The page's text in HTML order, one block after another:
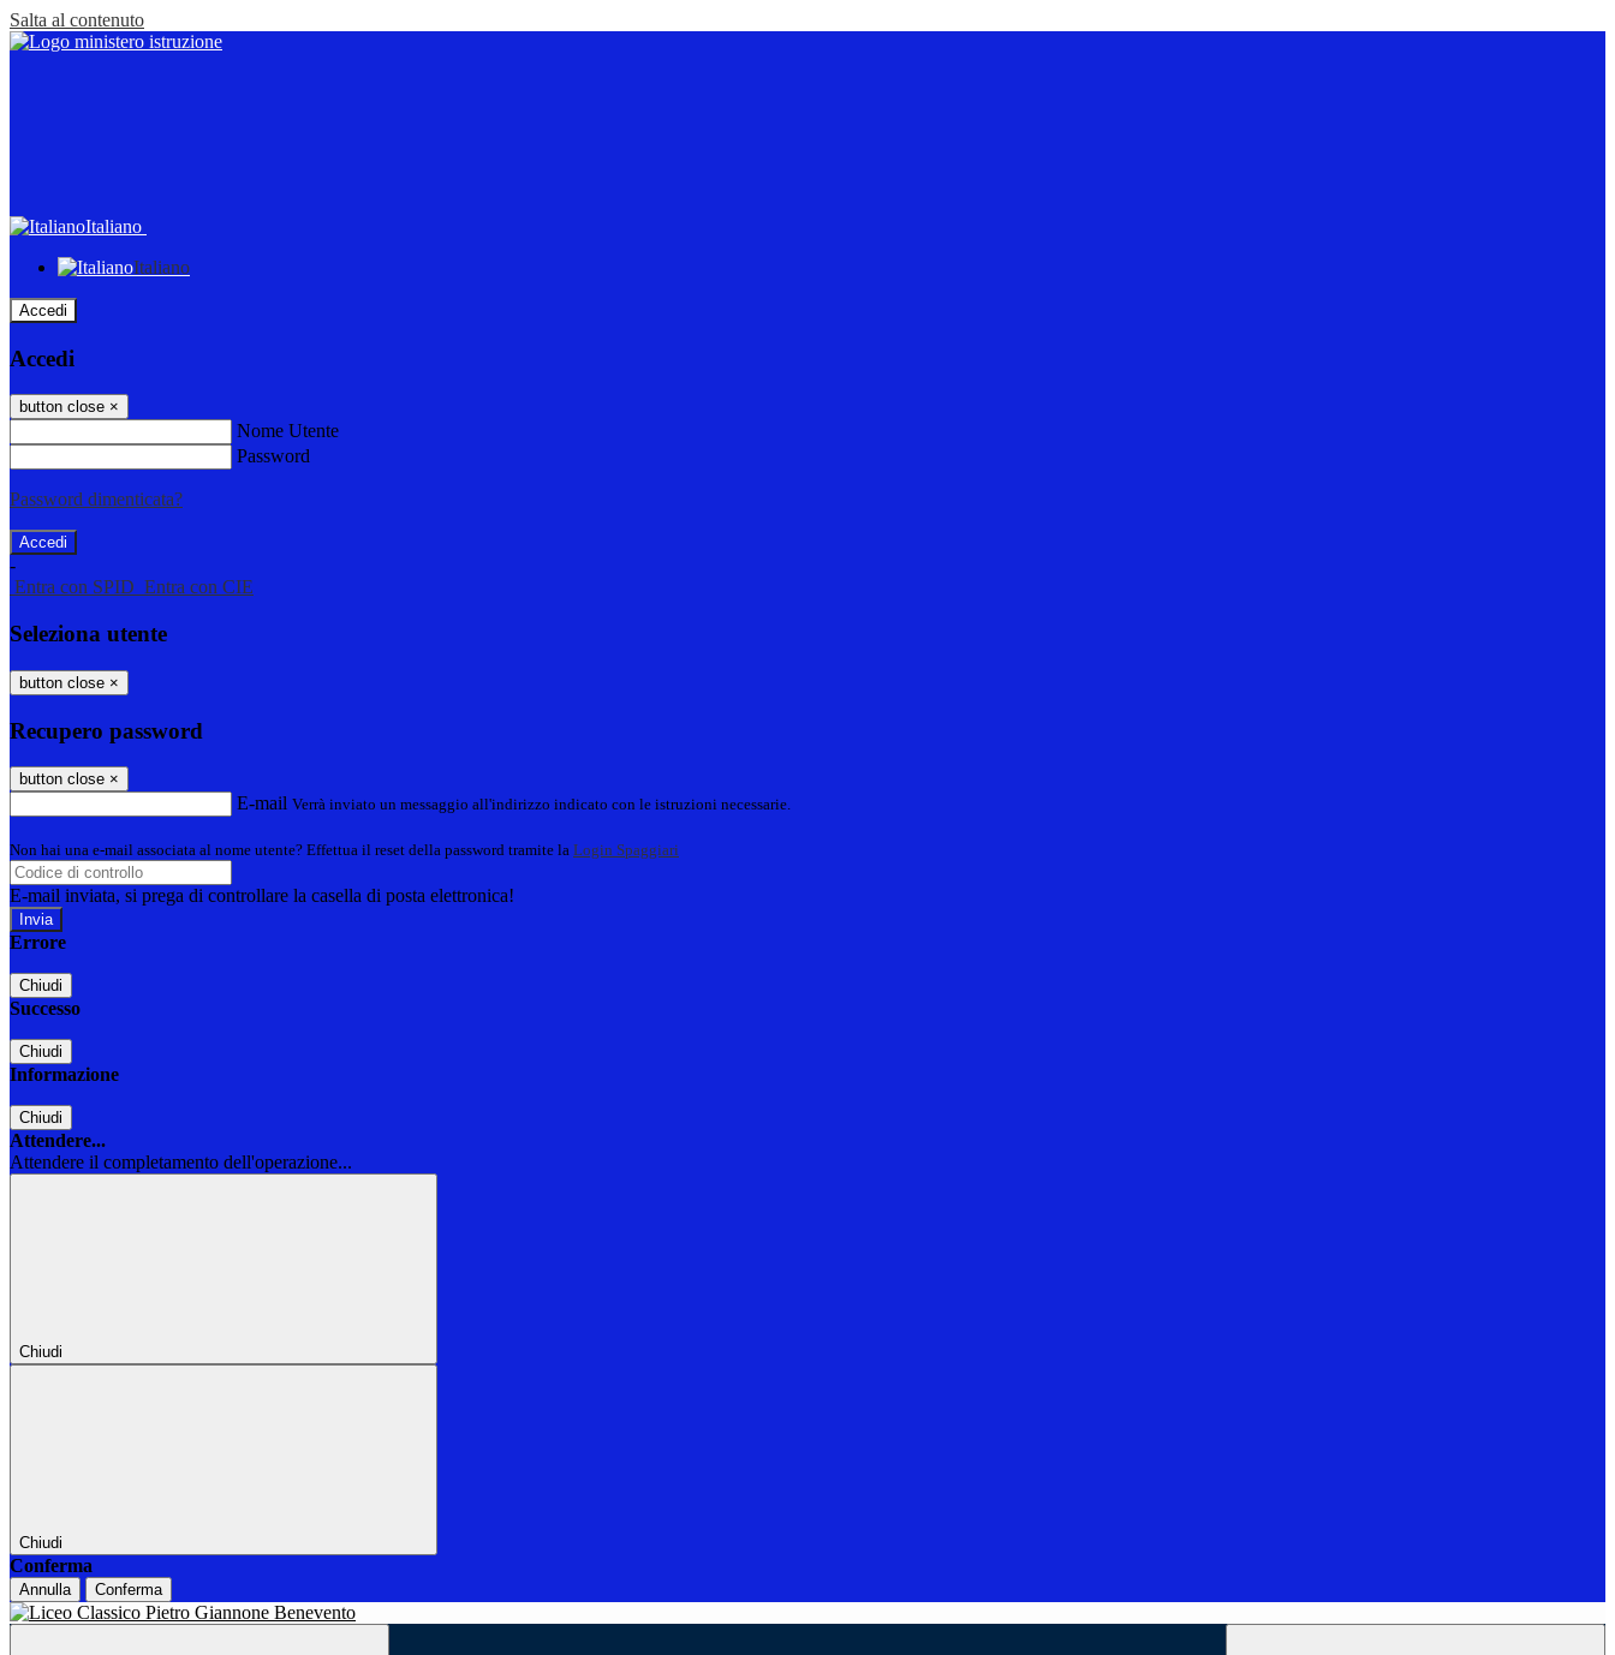
Salta al contenuto
Italiano
Italiano
Accedi
Accedi
button close ×
Nome Utente
Password
Password dimenticata?
-
Entra con SPID Entra con CIE
Seleziona utente
button close ×
Recupero password
button close ×
E-mail Verrà inviato un messaggio all'indirizzo indicato con le istruzioni necessarie.
Non hai una e-mail associata al nome utente? Effettua il reset della password tramite la Login Spaggiari
E-mail inviata, si prega di controllare la casella di posta elettronica!
Errore
Chiudi
Successo
Chiudi
Informazione
Chiudi
Attendere...
Attendere il completamento dell'operazione...
Chiudi
Chiudi
Conferma
Annulla Conferma